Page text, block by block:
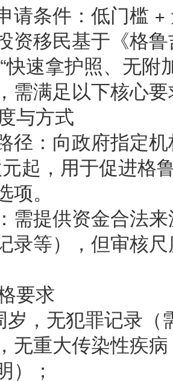
请条件：低门槛 +
资移民基于《格
快速拿护照、无附
需满足以下核心
与方式
径：向政府指定
起，用于促进格
。
需提供资金合法
录等），但审核
要求
岁，无犯罪记录（
无重大传染性疾
）；